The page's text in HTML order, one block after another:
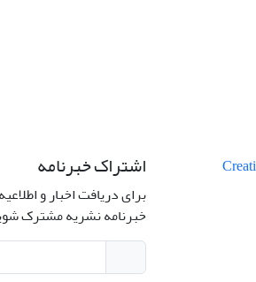
اشتراک خبرنامه
برای دریافت اخبار و
خبرنامه نشریه مشترک